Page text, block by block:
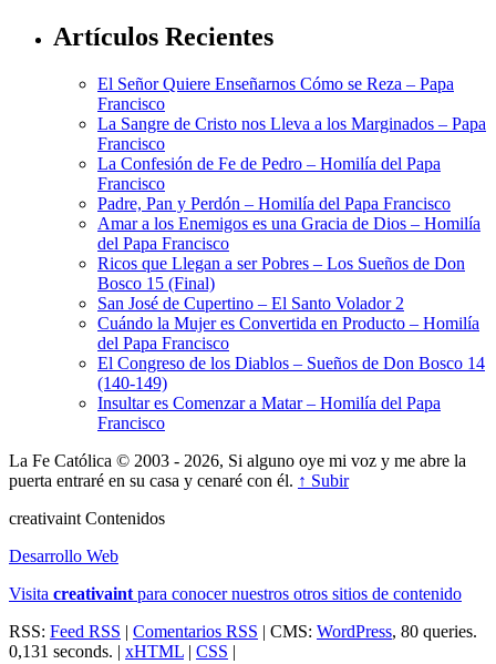
Artículos Recientes
El Señor Quiere Enseñarnos Cómo se Reza – Papa
Francisco
La Sangre de Cristo nos Lleva a los Marginados – Papa
Francisco
La Confesión de Fe de Pedro – Homilía del Papa
Francisco
Padre, Pan y Perdón – Homilía del Papa Francisco
Amar a los Enemigos es una Gracia de Dios – Homilía
del Papa Francisco
Ricos que Llegan a ser Pobres – Los Sueños de Don
Bosco 15 (Final)
San José de Cupertino – El Santo Volador 2
Cuándo la Mujer es Convertida en Producto – Homilía
del Papa Francisco
El Congreso de los Diablos – Sueños de Don Bosco 14
(140-149)
Insultar es Comenzar a Matar – Homilía del Papa
Francisco
La Fe Católica © 2003 - 2026, Si alguno oye mi voz y me abre la
puerta entraré en su casa y cenaré con él. ↑ Subir
creativaint Contenidos
Desarrollo Web
Visita creativaint para conocer nuestros otros sitios de contenido
RSS: Feed RSS | Comentarios RSS | CMS: WordPress, 80 queries.
0,131 seconds. | xHTML | CSS |